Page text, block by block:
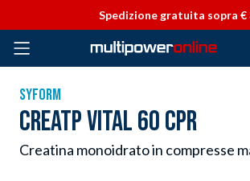
Spedizione gratuita sopra €
SYFORM
CREATP VITAL 60 CPR
Creatina monoidrato in compresse